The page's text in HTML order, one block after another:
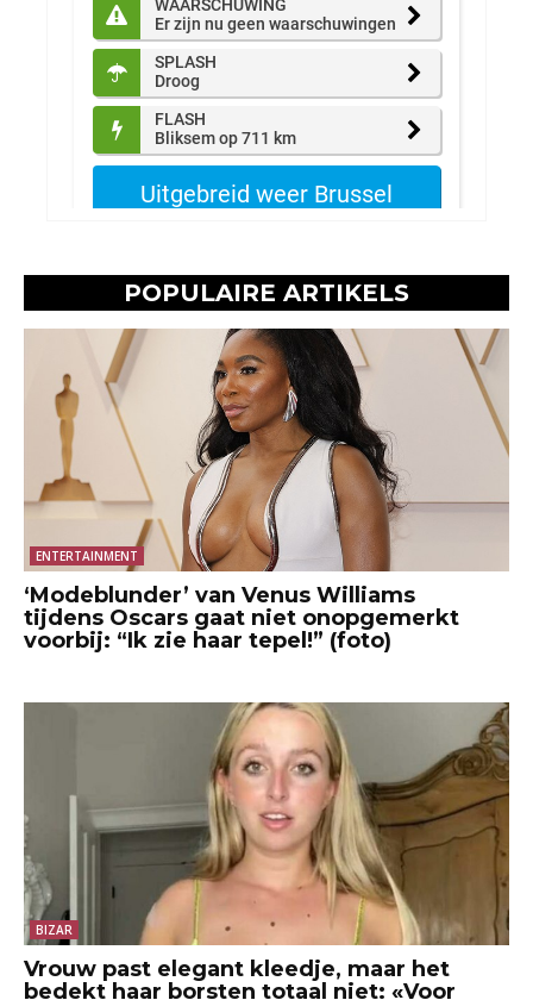
POPULAIRE ARTIKELS
ENTERTAINMENT
‘Modeblunder’ van Venus Williams
tijdens Oscars gaat niet onopgemerkt
voorbij: “Ik zie haar tepel!” (foto)
BIZAR
Vrouw past elegant kleedje, maar het
bedekt haar borsten totaal niet: «Voor